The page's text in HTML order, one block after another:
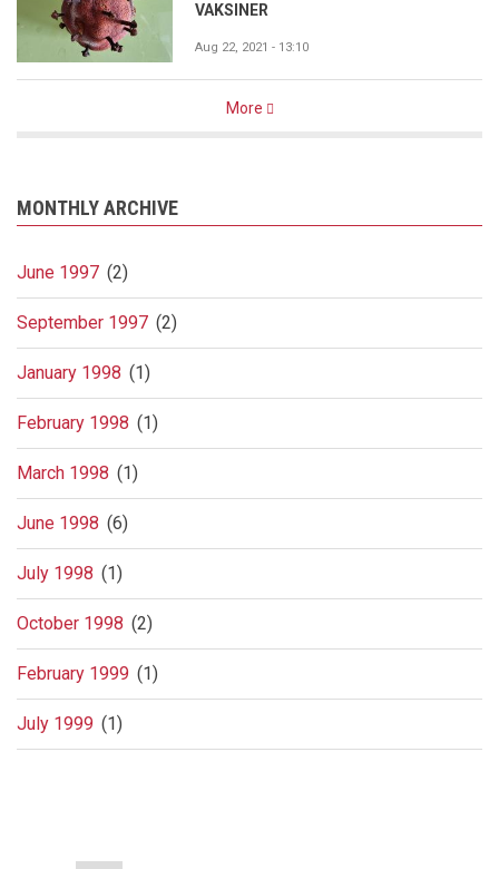
VAKSINER
Aug 22, 2021 - 13:10
More
MONTHLY ARCHIVE
June 1997 (2)
September 1997 (2)
January 1998 (1)
February 1998 (1)
March 1998 (1)
June 1998 (6)
July 1998 (1)
October 1998 (2)
February 1999 (1)
July 1999 (1)